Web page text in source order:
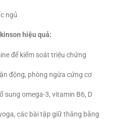
ngủ
hiệu quả:
để kiểm soát triệu chứng
động, phòng ngừa cứng cơ
sung omega-3, vitamin B6, D
các bài tập giữ thăng bằng